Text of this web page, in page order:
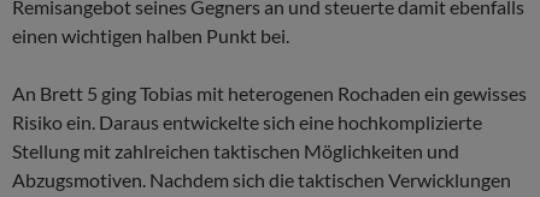
Remisangebot seines Gegners an und steuerte damit ebenfalls
einen wichtigen halben Punkt bei.
An Brett 5 ging Tobias mit heterogenen Rochaden ein gewisses
Risiko ein. Daraus entwickelte sich eine hochkomplizierte
Stellung mit zahlreichen taktischen Möglichkeiten und
Abzugsmotiven. Nachdem sich die taktischen Verwicklungen